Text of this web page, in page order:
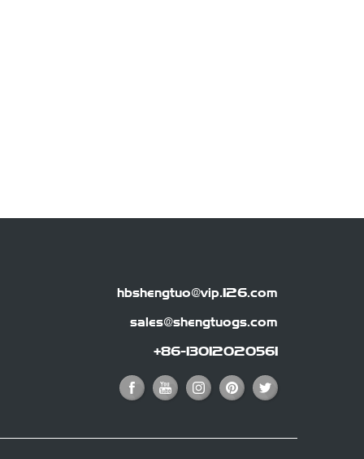
hbshengtuo@vip.126.com
sales@shengtuogs.com
+86-13012020561